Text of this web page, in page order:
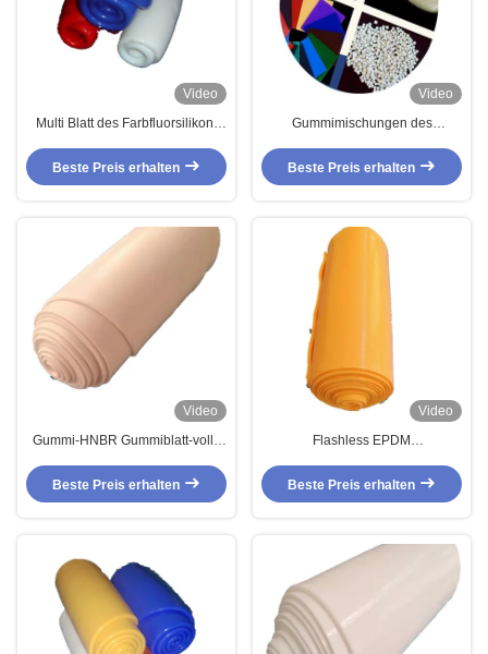
Video
Multi Blatt des Farbfluorsilikon-
Butadien-Gummi
Beste Preis erhalten
Video
Gummimischungen des
Widerstandswärme-Widerstand
Beste Preis erhalten
Video
Gummi-HNBR Gummiblatt-volle
wasserdicht
Beste Preis erhalten
Video
Flashless EPDM
Präzisions-FVMQ der
Gummimischungs-
Beste Preis erhalten